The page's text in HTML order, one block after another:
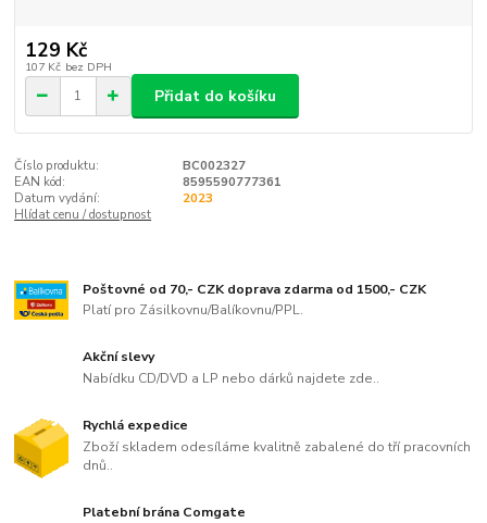
129 Kč
107 Kč bez DPH
Přidat do košíku
Číslo produktu:
BC002327
EAN kód:
8595590777361
Datum vydání:
2023
Hlídat cenu / dostupnost
Poštovné od 70,- CZK doprava zdarma od 1500,- CZK
Platí pro Zásilkovnu/Balíkovnu/PPL.
Akční slevy
Nabídku CD/DVD a LP nebo dárků najdete zde..
Rychlá expedice
Zboží skladem odesíláme kvalitně zabalené do tří pracovních
dnů..
Platební brána Comgate